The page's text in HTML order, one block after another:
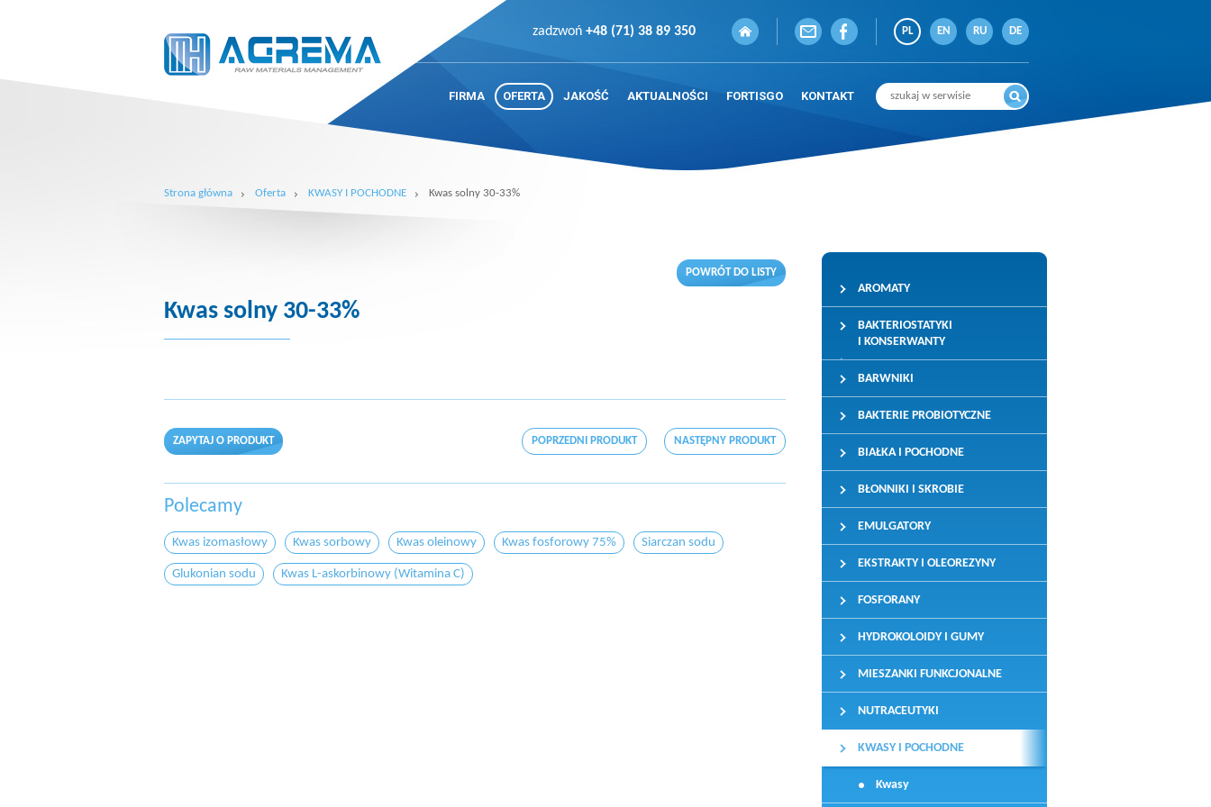
zadzwoń +48 (71) 38 89 350 PL EN RU DE
FIRMA OFERTA JAKOŚĆ AKTUALNOŚCI FORTISGO KONTAKT
Strona główna Oferta KWASY I POCHODNE Kwas solny 30-33%
AROMATY
BAKTERIOSTATYKI
I KONSERWANTY
BARWNIKI
BAKTERIE PROBIOTYCZNE
BIAŁKA I POCHODNE
BŁONNIKI I SKROBIE
EMULGATORY
EKSTRAKTY I OLEOREZYNY
FOSFORANY
HYDROKOLOIDY I GUMY
MIESZANKI FUNKCJONALNE
NUTRACEUTYKI
KWASY I POCHODNE
Kwasy
POWRÓT DO LISTY
Kwas solny 30-33%
ZAPYTAJ O PRODUKT POPRZEDNI PRODUKT NASTĘPNY PRODUKT
Polecamy
Kwas izomasłowy Kwas sorbowy Kwas oleinowy Kwas fosforowy 75% Siarczan sodu
Glukonian sodu Kwas L-askorbinowy (Witamina C)